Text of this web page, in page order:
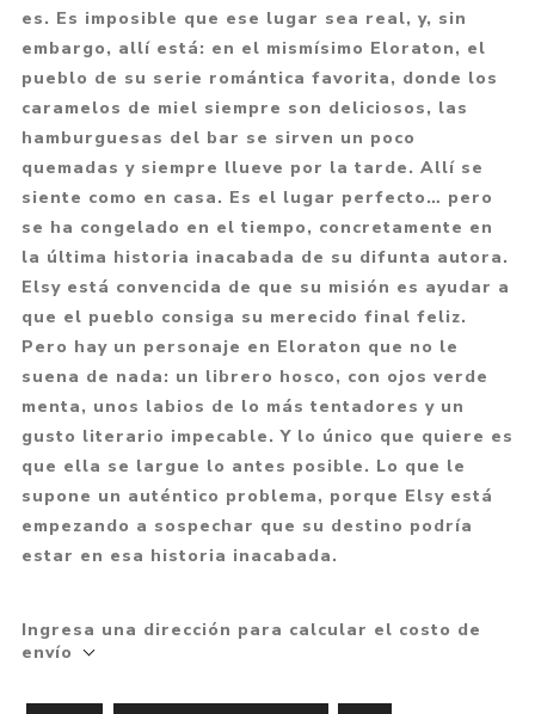
es. Es imposible que ese lugar sea real, y, sin
embargo, allí está: en el mismísimo Eloraton, el
pueblo de su serie romántica favorita, donde los
caramelos de miel siempre son deliciosos, las
hamburguesas del bar se sirven un poco
quemadas y siempre llueve por la tarde. Allí se
siente como en casa. Es el lugar perfecto… pero
se ha congelado en el tiempo, concretamente en
la última historia inacabada de su difunta autora.
Elsy está convencida de que su misión es ayudar a
que el pueblo consiga su merecido final feliz.
Pero hay un personaje en Eloraton que no le
suena de nada: un librero hosco, con ojos verde
menta, unos labios de lo más tentadores y un
gusto literario impecable. Y lo único que quiere es
que ella se largue lo antes posible. Lo que le
supone un auténtico problema, porque Elsy está
empezando a sospechar que su destino podría
estar en esa historia inacabada.
Ingresa una dirección para calcular el costo de
envío